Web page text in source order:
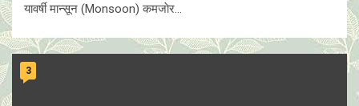
यावर्षी मान्सून (Monsoon) कमजाेर...
3